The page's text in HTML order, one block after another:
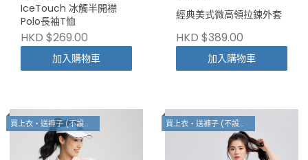
IceTouch 冰觸半開襟
Polo長袖T恤
HKD $269.00
加入購物車
經典美式微高領拉鍊外套
HKD $389.00
加入購物車
買上衣・送褲子 (不設退換) 買上衣・送褲子 (不設退換)